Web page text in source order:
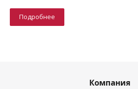
Подробнее
Компания